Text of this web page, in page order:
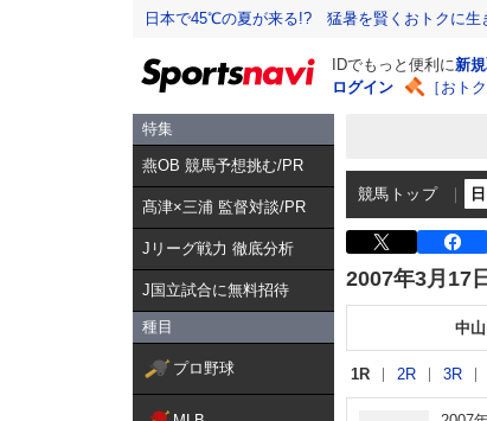
日本で45℃の夏が来る!? 猛暑を賢くおトクに生
IDでもっと便利に新
ログイン
［おト
特集
燕OB 競馬予想挑む/PR
髙津×三浦 監督対談/PR
Jリーグ戦力 徹底分析
J国立試合に無料招待
種目
プロ野球
競馬トップ
2007年3月17
中山
1R 2R 3R